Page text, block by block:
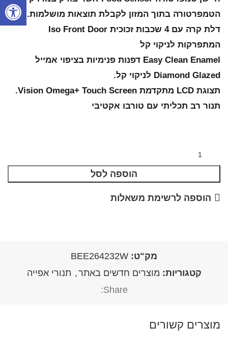
הטמפרטורה בתוך המזון לקבלת תוצאות מושלמות.
דלת קרה עם 4 שכבות זכוכית Iso Front Door
המתפרקות לניקוי קל
Easy Clean Enamel דפנות פנימיות בציפוי אמייל
Diamond Glazed לניקוי קל.
תצוגת LCD מתקדמת Vision Omega+ Touch Screen.
תנור רב תכליתי עם טורבו אקטיבי
הוספה לסל
הוספה לרשימת משאלות
מק"ט: BEE264232W
קטגוריות: מוצרים חדשים באתר, תנורי אפייה
Share:
מוצרים קשורים